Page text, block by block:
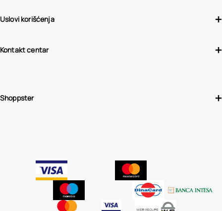
Uslovi korišćenja
Kontakt centar
Shoppster